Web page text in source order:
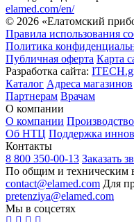
elamed.com/en/
© 2026 «Елатомский
Правила использования
Политика
Публичная оферта Карта
Разработка сайта:
Каталог Адреса магазинов
Партнерам Врачам
О компании
О компании Производство
Об НТЦ Поддержка
Контакты
8 800 350-00-13 Заказать
По общим и техническим
contact@elamed.com Для
pretenziya@elamed.com
Мы в соцсетях